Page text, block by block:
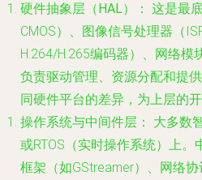
硬件抽象层（HAL）： 这是最
CMOS）、图像信号处理器（
H.264/H.265编码器）、网络
负责驱动管理、资源分配和提
同硬件平台的差异，为上层的开
操作系统与中间件层：
大多数
或RTOS（实时操作系统）上
框架（如GStreamer）、网络协